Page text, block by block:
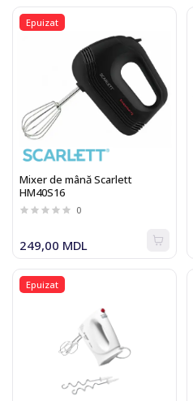
Epuizat
Mixer de mână Scarlett
HM40S16
0
249,00 MDL
Epuizat